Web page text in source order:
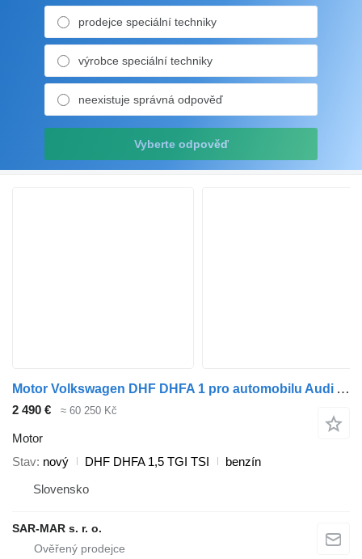
prodejce speciální techniky
výrobce speciální techniky
neexistuje správná odpověď
Vyberte odpověď
Motor Volkswagen DHF DHFA 1 pro automobilu Audi A3 30 g-tron 1,5 TFSI, SEAT Leon 1,5 TGI, VOLKSWAGEN Golf VII 1,5 TGI, VW Golf VIII 1,5 TGI, VW Caddy 1,5 TGI, ŠKODA Octavia III 1,5 TSI G-TEC, ŠKODA OCTAVIA IV 1,5 G-TEC
2 490 € ≈ 60 250 Kč
Motor
Stav nový DHF DHFA 1,5 TGI TSI
benzín
Slovensko
SAR-MAR s. r. o.